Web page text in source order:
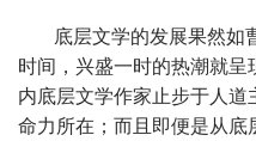
底层文学的发展果然如
时间，兴盛一时的热潮就
内底层文学作家止步于人
命力所在；而且即便是从